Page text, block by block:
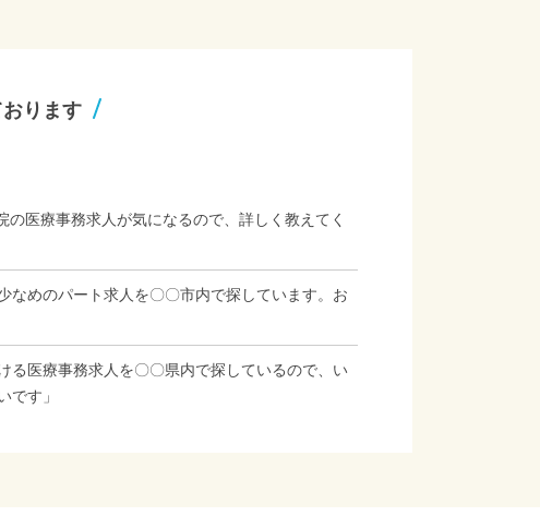
ります
医療事務求人が気になるので、詳しく教えてく
なめのパート求人を〇〇市内で探しています。お
る医療事務求人を〇〇県内で探しているので、い
です」